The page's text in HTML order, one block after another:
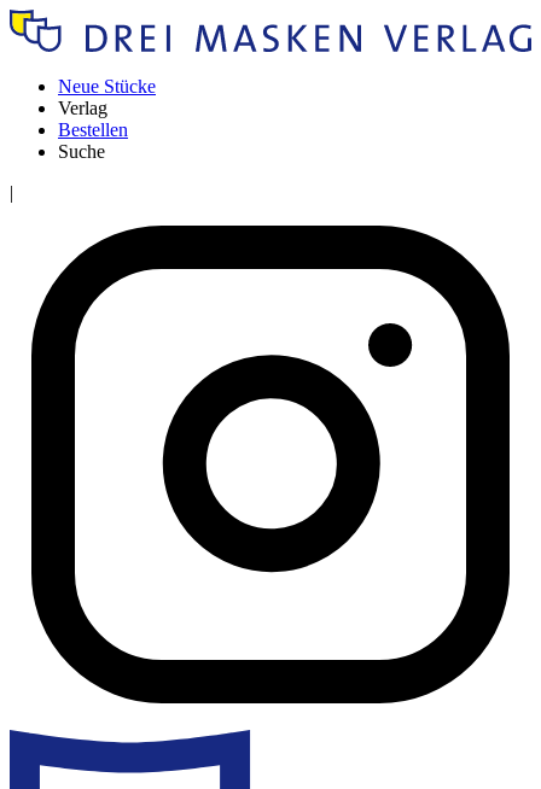
Neue Stücke
Verlag
Bestellen
Suche
|